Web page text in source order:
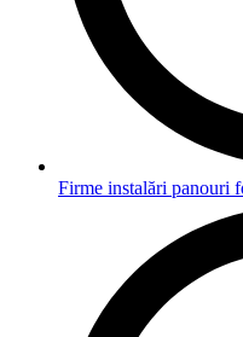
Firme instalări panouri